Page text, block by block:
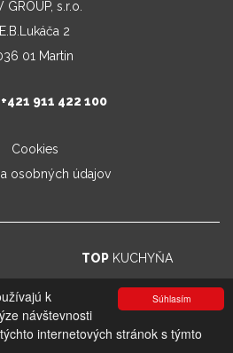
Súhlasím
k
návštevnosti
internetových stránok s týmto
GROUP, s.r.o.
E.B.Lukáča 2
01 Martin
+421 911 422 100
Cookies
osobných údajov
TOP KUCHYŇA
| Created by CTS Europe s.r.o.